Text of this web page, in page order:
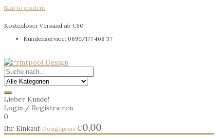
Skip to content
Kostenloser Versand ab €60
Kundenservice: 0699/177 468 37
Lieber Kunde!
Login / Registrieren
0
Ihr Einkauf
€0,00